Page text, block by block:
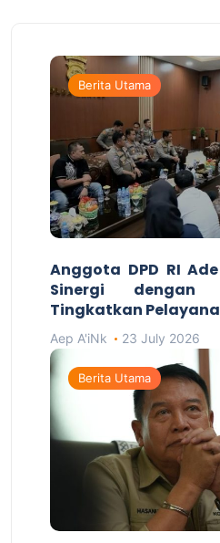
Berita Utama
Anggota DPD RI
Sinergi dengan
Tingkatkan
Aep A'iNk 23 July 2026
Berita Utama